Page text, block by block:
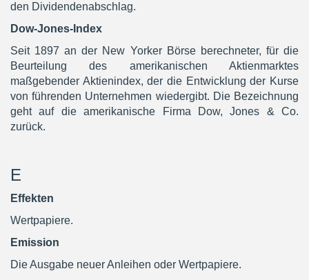
den Dividendenabschlag.
Dow-Jones-Index
Seit 1897 an der New Yorker Börse berechneter, für die
Beurteilung des amerikanischen Aktienmarktes
maßgebender Aktienindex, der die Entwicklung der Kurse
von führenden Unternehmen wiedergibt. Die Bezeichnung
geht auf die amerikanische Firma Dow, Jones & Co.
zurück.
E
Effekten
Wertpapiere.
Emission
Die Ausgabe neuer Anleihen oder Wertpapiere.